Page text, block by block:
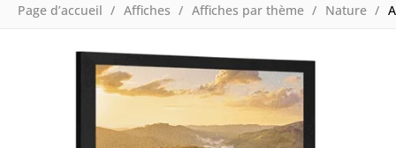
Page d’accueil Affiches Affiches par thème Nature